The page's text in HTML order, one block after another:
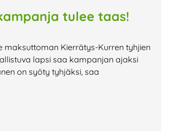
tulee taas!
maksuttoman Kierrätys-Kurren tyhjien
lapsi saa kampanjan ajaksi
on syöty tyhjäksi, saa